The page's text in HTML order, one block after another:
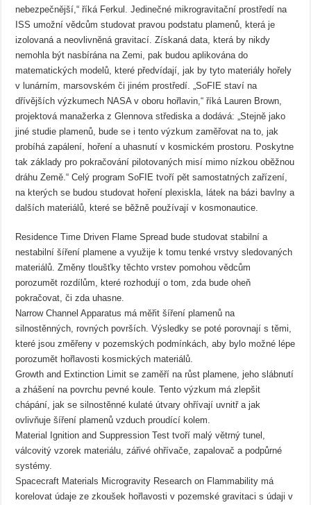
nebezpečnější,“ říká Ferkul. Jedinečné mikrogravitační prostředí na
ISS umožní vědcům studovat pravou podstatu plamenů, která je
izolovaná a neovlivněná gravitací. Získaná data, která by nikdy
nemohla být nasbírána na Zemi, pak budou aplikována do
matematických modelů, které předvídají, jak by tyto materiály hořely
v lunárním, marsovském či jiném prostředí. „SoFIE staví na
dřívějších výzkumech NASA v oboru hořlavin,“ říká Lauren Brown,
projektová manažerka z Glennova střediska a dodává: „Stejně jako
jiné studie plamenů, bude se i tento výzkum zaměřovat na to, jak
probíhá zapálení, hoření a uhasnutí v kosmickém prostoru. Poskytne
tak základy pro pokračování pilotovaných misí mimo nízkou oběžnou
dráhu Země.“ Celý program SoFIE tvoří pět samostatných zařízení,
na kterých se budou studovat hoření plexiskla, látek na bázi bavlny a
dalších materiálů, které se běžně používají v kosmonautice.
Residence Time Driven Flame Spread bude studovat stabilní a
nestabilní šíření plamene a využije k tomu tenké vrstvy sledovaných
materiálů. Změny tloušťky těchto vrstev pomohou vědcům
porozumět rozdílům, které rozhodují o tom, zda bude oheň
pokračovat, či zda uhasne.
Narrow Channel Apparatus má měřit šíření plamenů na
silnostěnných, rovných površích. Výsledky se poté porovnají s těmi,
které jsou změřeny v pozemských podmínkách, aby bylo možné lépe
porozumět hořlavosti kosmických materiálů.
Growth and Extinction Limit se zaměří na růst plamene, jeho slábnutí
a zhášení na povrchu pevné koule. Tento výzkum má zlepšit
chápání, jak se silnostěnné kulaté útvary ohřívají uvnitř a jak
ovlivňuje šíření plamenů vzduch proudící kolem.
Material Ignition and Suppression Test tvoří malý větrný tunel,
válcovitý vzorek materiálu, zářivé ohřívače, zapalovač a podpůrné
systémy.
Spacecraft Materials Microgravity Research on Flammability má
korelovat údaje ze zkoušek hořlavosti v pozemské gravitaci s údaji v